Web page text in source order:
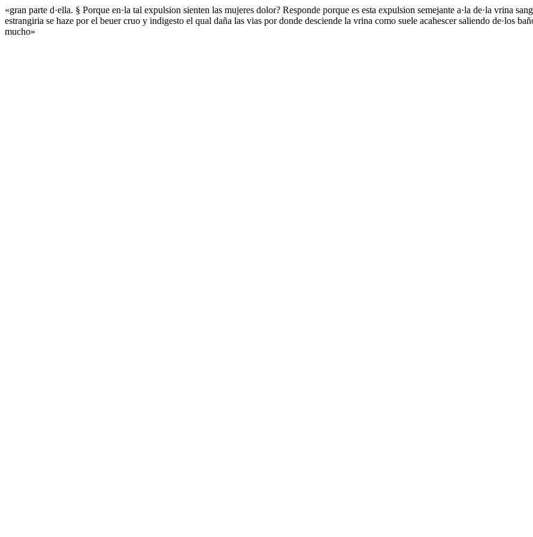
«gran parte d·ella. § Porque en·la tal expulsion sienten las mujeres dolor? Responde porque es esta expulsion semejante a·la de·la vrina
estrangiria se haze por el beuer cruo y indigesto el qual daña las vias por donde desciende la vrina como suele acahescer saliendo de·los
mucho»